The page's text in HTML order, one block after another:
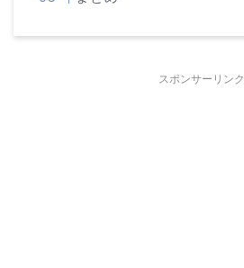
スポンサーリンク